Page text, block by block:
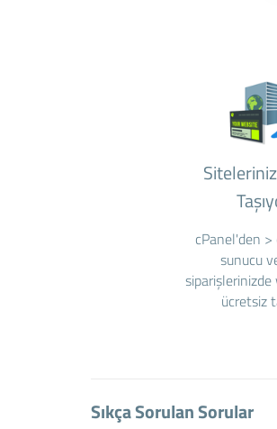
cPanel'den
sunucu
ücretsiz
Sıkça Sorulan Sorular